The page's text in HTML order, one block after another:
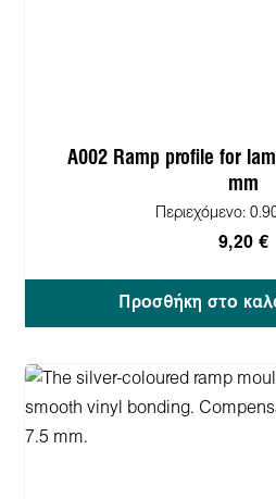
A002 Ramp profile for
mm
Περιεχόμενο:
9,20 €
Προσθήκη στο